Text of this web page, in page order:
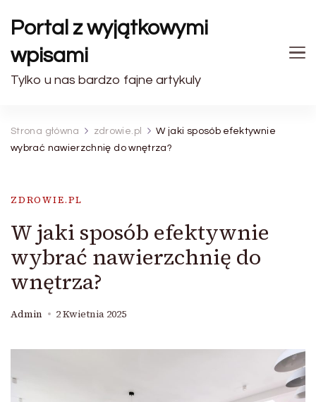
Portal z wyjątkowymi
wpisami
Tylko u nas bardzo fajne artykuly
Strona główna zdrowie.pl
W jaki sposób efektywnie
wybrać nawierzchnię do wnętrza?
ZDROWIE.PL
W jaki sposób efektywnie
wybrać nawierzchnię do
wnętrza?
Admin 2 Kwietnia 2025